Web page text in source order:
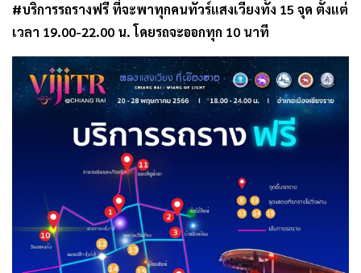
#บริการรถรางฟรี ที่จะพาทุกคนทัวร์แสงเวียงทั้ง 15 จุด ตั้งแต่
เวลา 19.00-22.00 น. โดยรถจะออกทุก 10 นาที